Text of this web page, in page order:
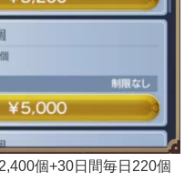
個+30日間毎日220個